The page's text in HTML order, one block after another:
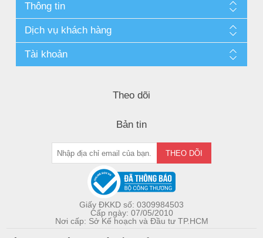
Thông tin
Dịch vụ khách hàng
Tài khoản
Theo dõi
Bản tin
Giấy ĐKKD số: 0309984503
Cấp ngày: 07/05/2010
Nơi cấp: Sở Kế hoạch và Đầu tư TP.HCM